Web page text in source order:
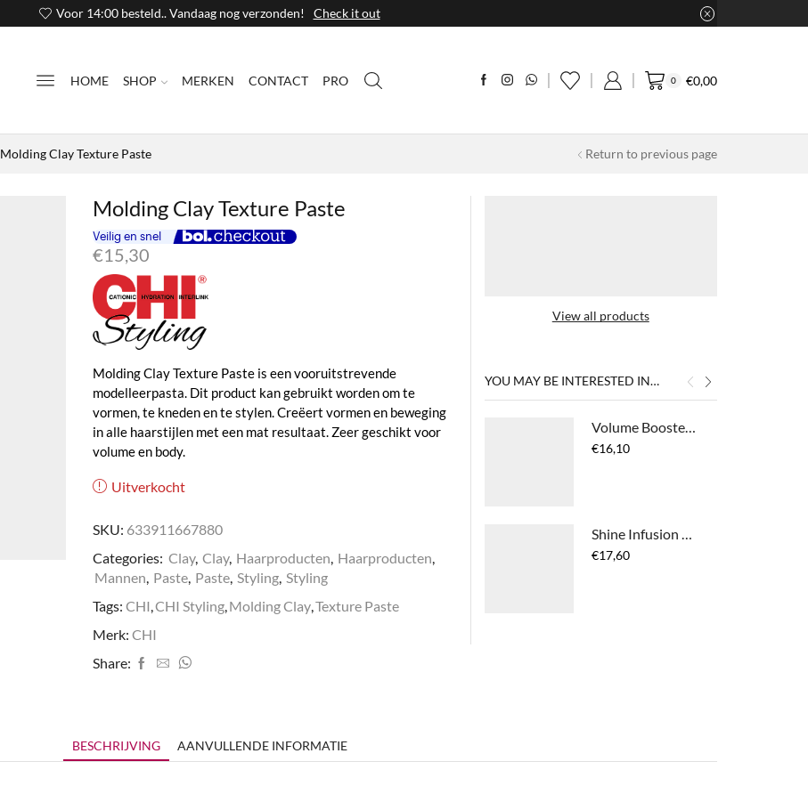
Voor 14:00 besteld.. Vandaag nog verzonden! Check it out
HOME SHOP MERKEN CONTACT PRO 0 €0,00
Molding Clay Texture Paste Return to previous page
Molding Clay Texture Paste
€15,30
Molding Clay Texture Paste is een vooruitstrevende
modelleerpasta. Dit product kan gebruikt worden om te
vormen, te kneden en te stylen. Creëert vormen en beweging
in alle haarstijlen met een mat resultaat. Zeer geschikt voor
volume en body.
Uitverkocht
SKU: 633911667880
Categories: Clay, Clay, Haarproducten, Haarproducten,
Mannen, Paste, Paste, Styling, Styling
Tags: CHI,CHI Styling,Molding Clay,Texture Paste
Merk: CHI
Share:
View all products
YOU MAY BE INTERESTED IN…
Volume Booster Liquid Bodifying Glaze
€16,10
Shine Infusion Thermal Polishing Spray
€17,60
BESCHRIJVING AANVULLENDE INFORMATIE